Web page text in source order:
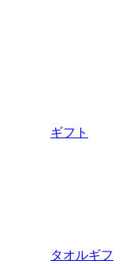
ギフト
タオルギフ